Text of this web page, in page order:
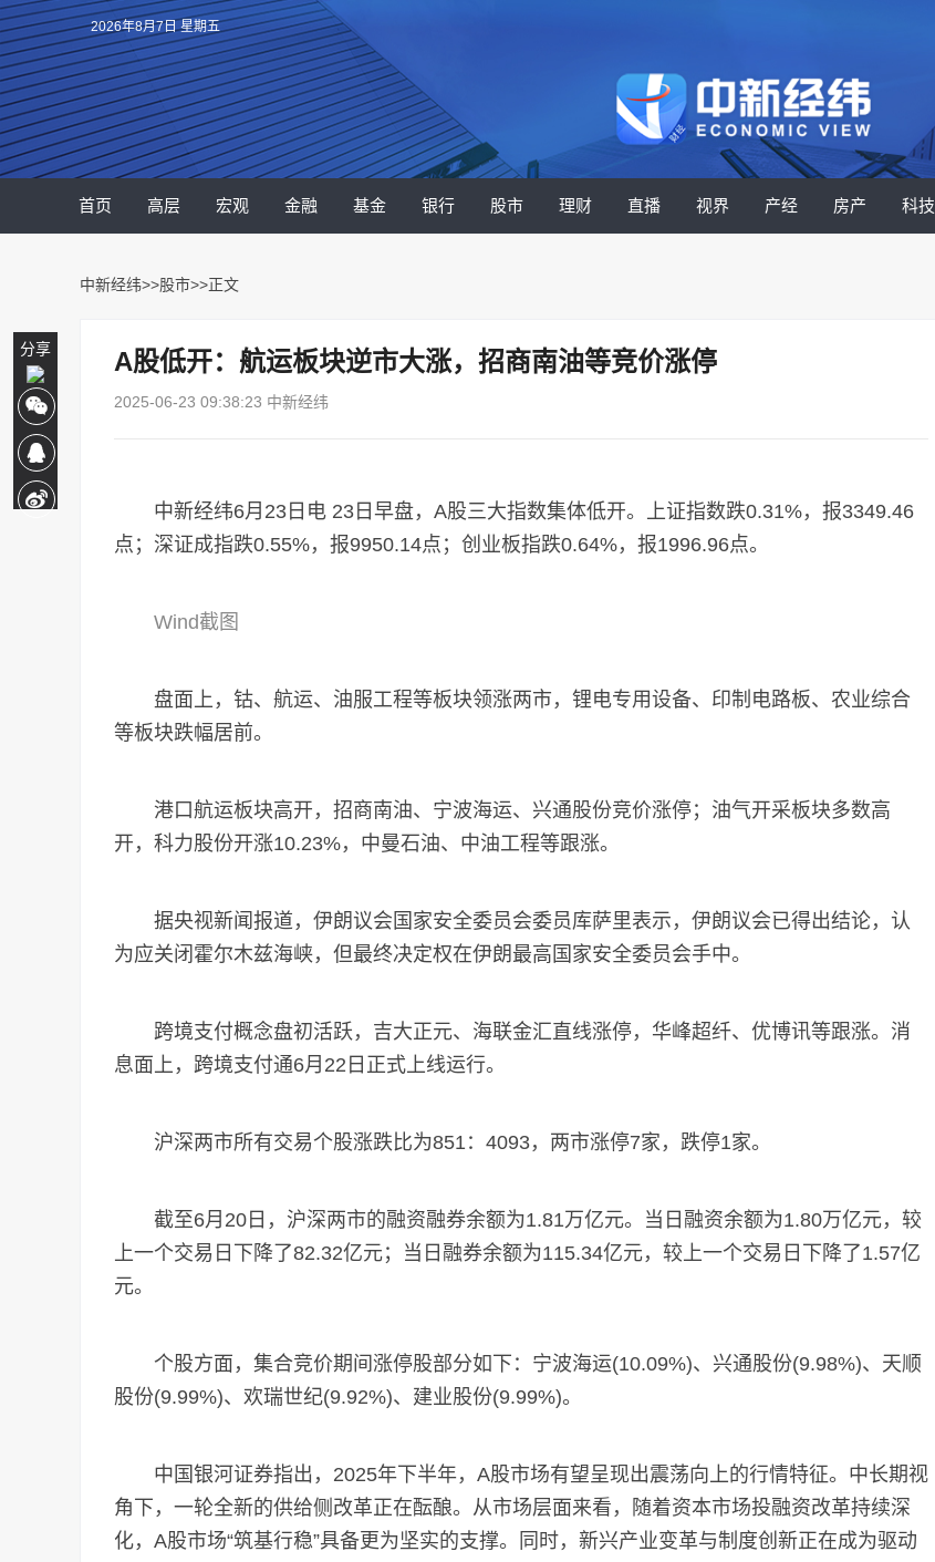
分享
2026年8月7日 星期五
首页 高层 宏观 金融 基金 银行 股市 理财 直播 视界 产经 房产 科技
中新经纬>>股市>>正文
A股低开：航运板块逆市大涨，招商南油等竞价涨停
2025-06-23 09:38:23 中新经纬
中新经纬6月23日电 23日早盘，A股三大指数集体低开。上证指数跌0.31%，报3349.46
点；深证成指跌0.55%，报9950.14点；创业板指跌0.64%，报1996.96点。
Wind截图
盘面上，钴、航运、油服工程等板块领涨两市，锂电专用设备、印制电路板、农业综合
等板块跌幅居前。
港口航运板块高开，招商南油、宁波海运、兴通股份竞价涨停；油气开采板块多数高
开，科力股份开涨10.23%，中曼石油、中油工程等跟涨。
据央视新闻报道，伊朗议会国家安全委员会委员库萨里表示，伊朗议会已得出结论，认
为应关闭霍尔木兹海峡，但最终决定权在伊朗最高国家安全委员会手中。
跨境支付概念盘初活跃，吉大正元、海联金汇直线涨停，华峰超纤、优博讯等跟涨。消
息面上，跨境支付通6月22日正式上线运行。
沪深两市所有交易个股涨跌比为851：4093，两市涨停7家，跌停1家。
截至6月20日，沪深两市的融资融券余额为1.81万亿元。当日融资余额为1.80万亿元，较
上一个交易日下降了82.32亿元；当日融券余额为115.34亿元，较上一个交易日下降了1.57亿
元。
个股方面，集合竞价期间涨停股部分如下：宁波海运(10.09%)、兴通股份(9.98%)、天顺
股份(9.99%)、欢瑞世纪(9.92%)、建业股份(9.99%)。
中国银河证券指出，2025年下半年，A股市场有望呈现出震荡向上的行情特征。中长期视
角下，一轮全新的供给侧改革正在酝酿。从市场层面来看，随着资本市场投融资改革持续深
化，A股市场“筑基行稳”具备更为坚实的支撑。同时，新兴产业变革与制度创新正在成为驱动